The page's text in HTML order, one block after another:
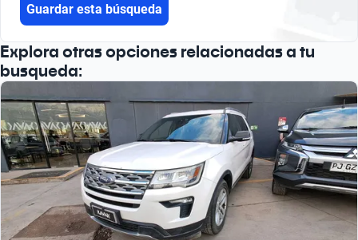
Guardar esta búsqueda
Explora otras opciones relacionadas a tu
busqueda: